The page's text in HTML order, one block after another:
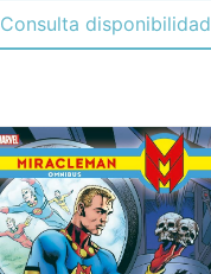
Consulta disponibilidad